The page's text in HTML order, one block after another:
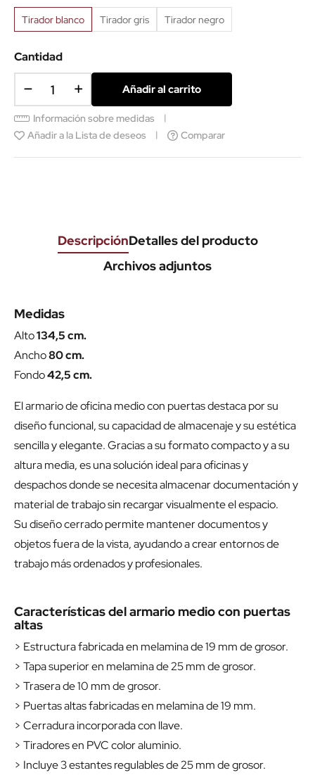
Tirador blanco Tirador gris Tirador negro
Cantidad
Añadir al carrito
Información sobre medidas
Añadir a la Lista de deseos
Comparar
DescripciónDetalles del producto
Archivos adjuntos
Medidas
Alto134,5 cm.
Ancho80 cm.
Fondo42,5 cm.
El armario de oficina medio con puertas destaca por su
diseño funcional, su capacidad de almacenaje y su estética
sencilla y elegante. Gracias a su formato compacto y a su
altura media, es una solución ideal para oficinas y
despachos donde se necesita almacenar documentación y
material de trabajo sin recargar visualmente el espacio.
Su diseño cerrado permite mantener documentos y
objetos fuera de la vista, ayudando a crear entornos de
trabajo más ordenados y profesionales.
Características del armario medio con puertas
altas
> Estructura fabricada en melamina de 19 mm de grosor.
> Tapa superior en melamina de 25 mm de grosor.
> Trasera de 10 mm de grosor.
> Puertas altas fabricadas en melamina de 19 mm.
> Cerradura incorporada con llave.
> Tiradores en PVC color aluminio.
> Incluye 3 estantes regulables de 25 mm de grosor.